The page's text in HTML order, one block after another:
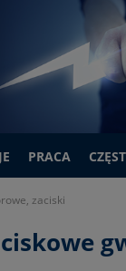
PRACA
zaciski